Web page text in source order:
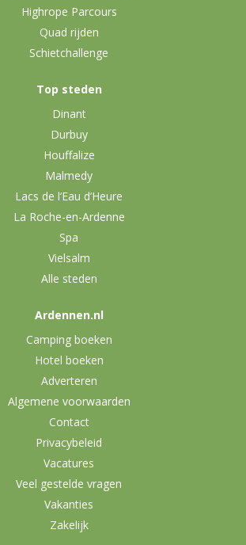
Highrope Parcours
Quad rijden
Schietchallenge
Top steden
Dinant
Durbuy
Houffalize
Malmedy
Lacs de l’Eau d’Heure
La Roche-en-Ardenne
Spa
Vielsalm
Alle steden
Ardennen.nl
Camping boeken
Hotel boeken
Adverteren
Algemene voorwaarden
Contact
Privacybeleid
Vacatures
Veel gestelde vragen
Vakanties
Zakelijk